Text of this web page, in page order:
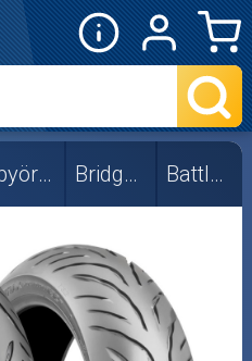
Moottoripyörän renkaat Bridgestone Battlax T31